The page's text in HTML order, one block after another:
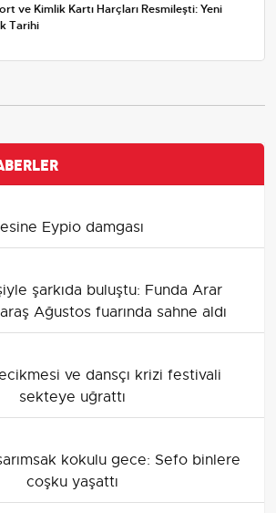
ve Kimlik Kartı Harçları Resmileşti: Yeni
Tarihi
Eypio damgası
şarkıda buluştu: Funda Arar
Ağustos fuarında sahne aldı
ve dansçı krizi festivali
sekteye uğrattı
kokulu gece: Sefo binlere
coşku yaşattı